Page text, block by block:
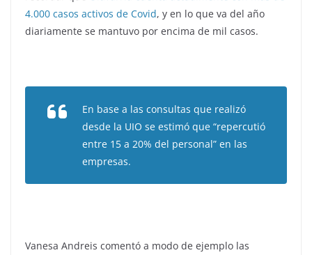
4.000 casos activos de Covid, y en lo que va del año
diariamente se mantuvo por encima de mil casos.
En base a las consultas que realizó
desde la UIO se estimó que “repercutió
entre 15 a 20% del personal” en las
empresas.
Vanesa Andreis comentó a modo de ejemplo las